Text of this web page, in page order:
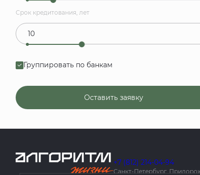
Срок кредитования, лет
Группировать по банкам
Оставить заявку
+7 (812) 214-04-94
Санкт-Петербург,